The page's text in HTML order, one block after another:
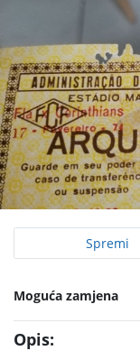
Spremi
Moguća zamjena
Opis: